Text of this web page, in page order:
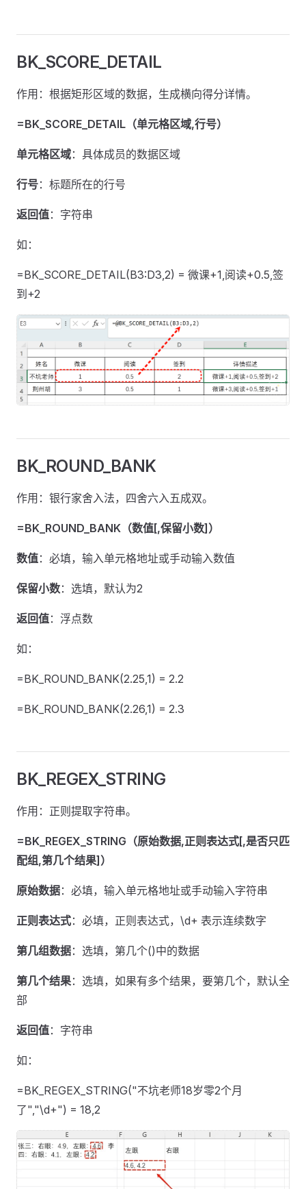
BK_SCORE_DETAIL
作用：根据矩形区域的数据，生成横向得分详情。
=BK_SCORE_DETAIL（单元格区域,行号）
单元格区域：具体成员的数据区域
行号：标题所在的行号
返回值：字符串
如：
=BK_SCORE_DETAIL(B3:D3,2) = 微课+1,阅读+0.5,签
到+2
BK_ROUND_BANK
作用：银行家舍入法，四舍六入五成双。
=BK_ROUND_BANK（数值[,保留小数]）
数值：必填，输入单元格地址或手动输入数值
保留小数：选填，默认为2
返回值：浮点数
如：
=BK_ROUND_BANK(2.25,1) = 2.2
=BK_ROUND_BANK(2.26,1) = 2.3
BK_REGEX_STRING
作用：正则提取字符串。
=BK_REGEX_STRING（原始数据,正则表达式[,是否只匹
配组,第几个结果]）
原始数据：必填，输入单元格地址或手动输入字符串
正则表达式：必填，正则表达式，\d+ 表示连续数字
第几组数据：选填，第几个()中的数据
第几个结果：选填，如果有多个结果，要第几个，默认全
部
返回值：字符串
如：
=BK_REGEX_STRING("不坑老师18岁零2个月
了","\d+") = 18,2